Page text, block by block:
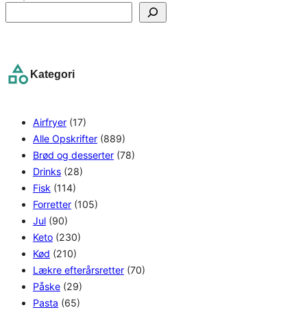
e
c
Kategori
Airfryer (17)
Alle Opskrifter (889)
Brød og desserter (78)
Drinks (28)
Fisk (114)
Forretter (105)
Jul (90)
Keto (230)
Kød (210)
Lækre efterårsretter (70)
Påske (29)
Pasta (65)